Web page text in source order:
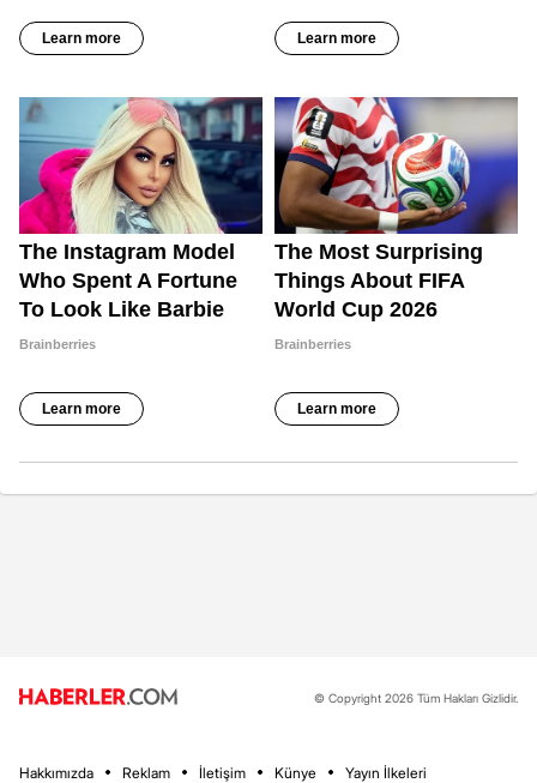
© Copyright 2026 Tüm Hakları Gizlidir.
Hakkımızda Reklam İletişim Künye Yayın İlkeleri